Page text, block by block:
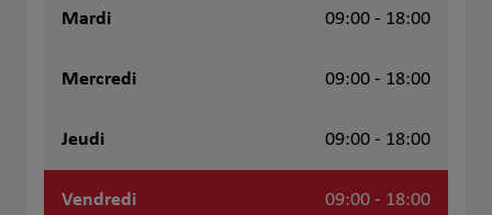
Mardi 09:00 - 18:00
Mercredi 09:00 - 18:00
Jeudi 09:00 - 18:00
Vendredi 09:00 - 18:00